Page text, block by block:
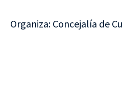
Organiza: Concejalía de